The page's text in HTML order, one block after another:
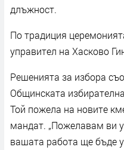
длъжност.
По традиция
управител на Хасково
Решенията за избора
Общинската
Той пожела на новите
мандат. „Пожелавам ви
вашата работа ще бъде